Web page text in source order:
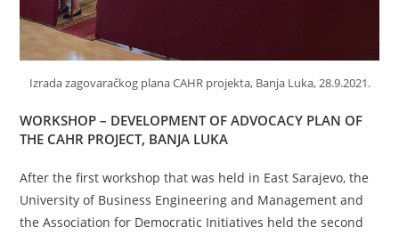
Izrada zagovaračkog plana CAHR projekta, Banja Luka, 28.9.2021.
WORKSHOP – DEVELOPMENT OF ADVOCACY PLAN OF
THE CAHR PROJECT, BANJA LUKA
After the first workshop that was held in East Sarajevo, the
University of Business Engineering and Management and
the Association for Democratic Initiatives held the second